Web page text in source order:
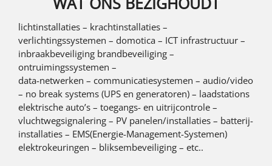
lichtinstallaties – krachtinstallaties –
verlichtingssystemen – domotica – ICT infrastructuur –
inbraakbeveiliging brandbeveiliging –
ontruimingssystemen –
data-netwerken – communicatiesystemen – audio/video
– no break systems (UPS en generatoren) – laadstations
elektrische auto’s – toegangs- en uitrijcontrole –
vluchtwegsignalering – PV panelen/installaties – batterij-
installaties – EMS(Energie-Management-Systemen)
elektrokeuringen – bliksembeveiliging – etc..